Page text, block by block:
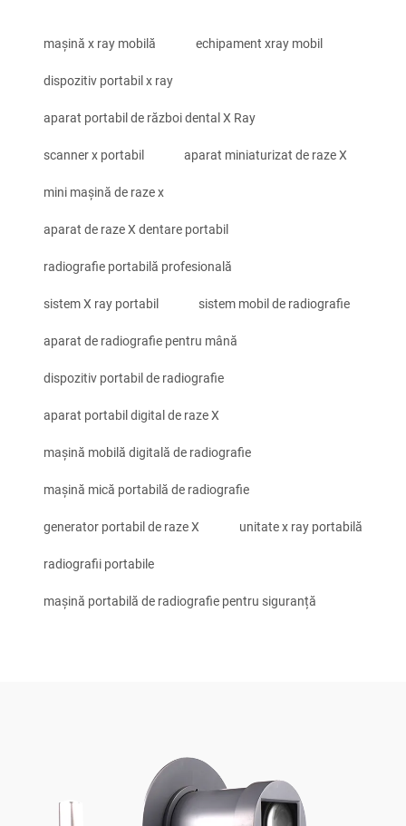
mașină x ray mobilă echipament xray mobil
dispozitiv portabil x ray
aparat portabil de război dental X Ray
scanner x portabil aparat miniaturizat de raze X
mini mașină de raze x
aparat de raze X dentare portabil
radiografie portabilă profesională
sistem X ray portabil sistem mobil de radiografie
aparat de radiografie pentru mână
dispozitiv portabil de radiografie
aparat portabil digital de raze X
mașină mobilă digitală de radiografie
mașină mică portabilă de radiografie
generator portabil de raze X unitate x ray portabilă
radiografii portabile
mașină portabilă de radiografie pentru siguranță